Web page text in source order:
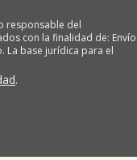
responsable del
con la finalidad de: Envío
La base jurídica para el
derecho a solicitar el
oposición o
adicional en nuestra
.